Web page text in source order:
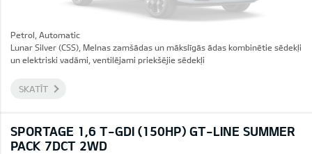
Petrol, Automatic
Lunar Silver (CSS), Melnas zamšādas un mākslīgās ādas kombinētie sēdekļi
un elektriski vadāmi, ventilējami priekšējie sēdekļi
SKATĪT
SPORTAGE 1,6 T-GDI (150HP) GT-LINE SUMMER
PACK 7DCT 2WD